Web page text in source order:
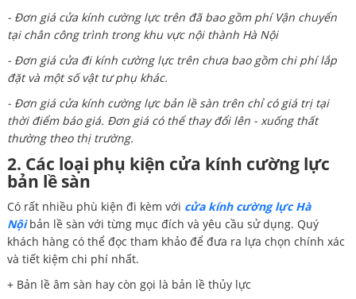
- Đơn giá cửa kính cường lực trên đã bao gồm phí Vận chuyển
tại chân công trình trong khu vực nội thành Hà Nội
- Đơn giá cửa đi kính cường lực trên chưa bao gồm chi phí lắp
đặt và một số vật tư phụ khác.
- Đơn giá cửa kính cường lực bản lề sàn trên chỉ có giá trị tại
thời điểm báo giá. Đơn giá có thể thay đổi lên - xuống thất
thường theo thị trường.
2. Các loại phụ kiện cửa kính cường lực
bản lề sàn
Có rất nhiều phù kiện đi kèm với cửa kính cường lực Hà
Nộibản lề sàn với từng mục đích và yêu cầu sử dụng. Quý
khách hàng có thể đọc tham khảo để đưa ra lựa chọn chính xác
và tiết kiệm chi phí nhất.
+ Bản lề âm sàn hay còn gọi là bản lề thủy lực